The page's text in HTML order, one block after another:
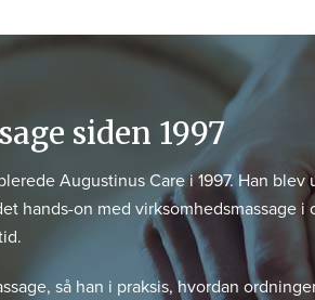
siden 1997
Augustinus Care i 1997. Han blev
hands-on med virksomhedsmassage i
så han i praksis, hvordan